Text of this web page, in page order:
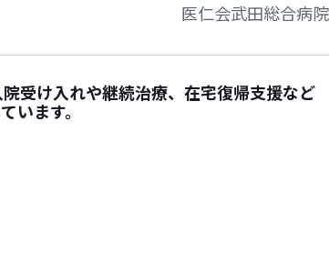
医仁会武田総合病院
受け入れや継続治療、在宅復帰支援など
います。